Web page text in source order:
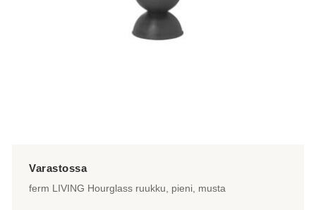
ferm LIVING Hourglass ruukku, pieni, musta